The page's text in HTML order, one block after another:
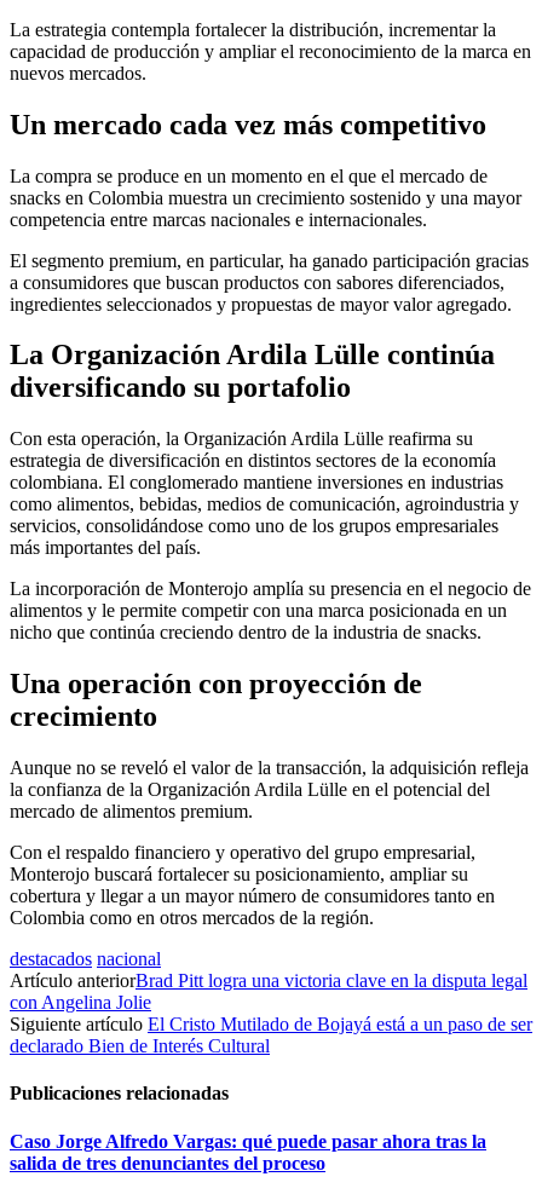
La estrategia contempla fortalecer la distribución, incrementar la
capacidad de producción y ampliar el reconocimiento de la marca en
nuevos mercados.
Un mercado cada vez más competitivo
La compra se produce en un momento en el que el mercado de
snacks en Colombia muestra un crecimiento sostenido y una mayor
competencia entre marcas nacionales e internacionales.
El segmento premium, en particular, ha ganado participación gracias
a consumidores que buscan productos con sabores diferenciados,
ingredientes seleccionados y propuestas de mayor valor agregado.
La Organización Ardila Lülle continúa
diversificando su portafolio
Con esta operación, la Organización Ardila Lülle reafirma su
estrategia de diversificación en distintos sectores de la economía
colombiana. El conglomerado mantiene inversiones en industrias
como alimentos, bebidas, medios de comunicación, agroindustria y
servicios, consolidándose como uno de los grupos empresariales
más importantes del país.
La incorporación de Monterojo amplía su presencia en el negocio de
alimentos y le permite competir con una marca posicionada en un
nicho que continúa creciendo dentro de la industria de snacks.
Una operación con proyección de
crecimiento
Aunque no se reveló el valor de la transacción, la adquisición refleja
la confianza de la Organización Ardila Lülle en el potencial del
mercado de alimentos premium.
Con el respaldo financiero y operativo del grupo empresarial,
Monterojo buscará fortalecer su posicionamiento, ampliar su
cobertura y llegar a un mayor número de consumidores tanto en
Colombia como en otros mercados de la región.
destacados nacional
Artículo anteriorBrad Pitt logra una victoria clave en la disputa legal
con Angelina Jolie
Siguiente artículo El Cristo Mutilado de Bojayá está a un paso de ser
declarado Bien de Interés Cultural
Publicaciones relacionadas
Caso Jorge Alfredo Vargas: qué puede pasar ahora tras la
salida de tres denunciantes del proceso